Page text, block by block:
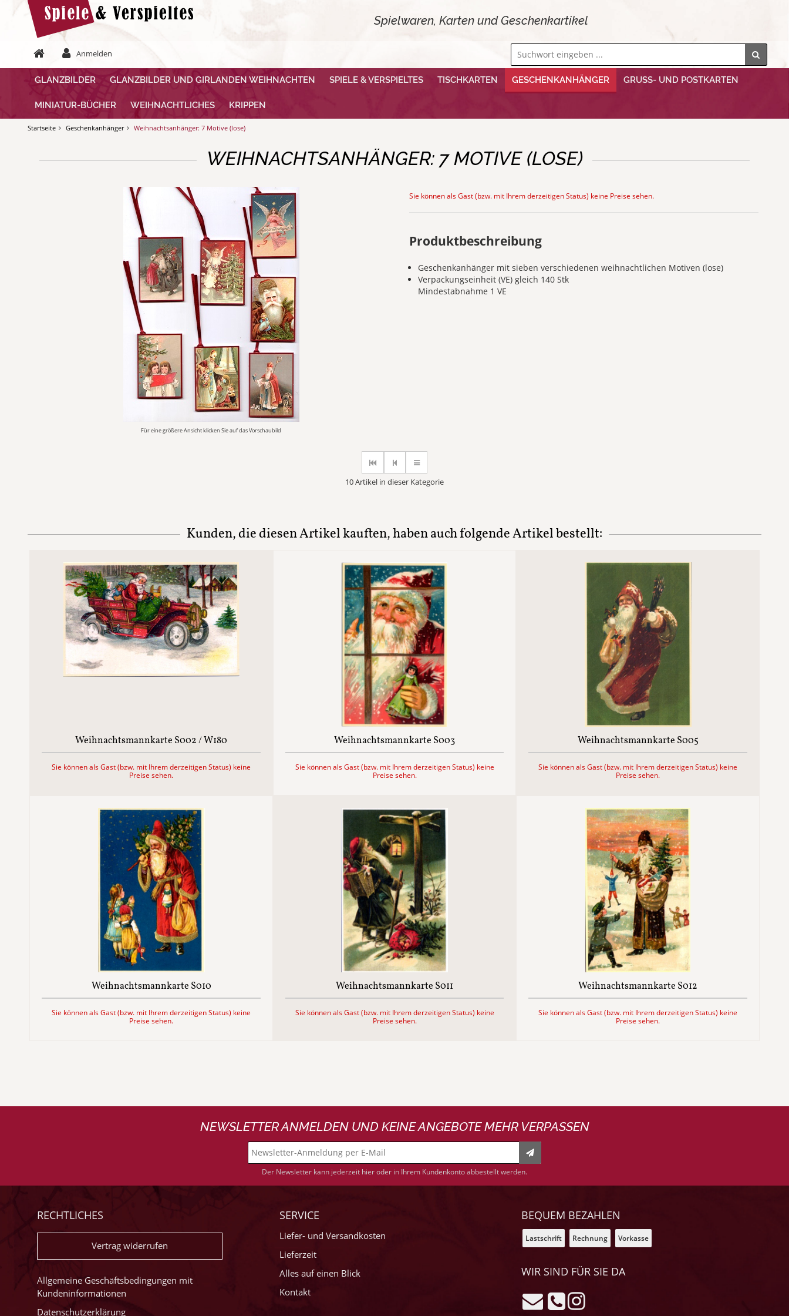
Spielwaren, Karten und Geschenkartikel
Anmelden
GLANZBILDER GLANZBILDER UND GIRLANDEN WEIHNACHTEN SPIELE & VERSPIELTES TISCHKARTEN GESCHENKANHÄNGER GRUSS- UND POSTKARTEN
MINIATUR-BÜCHER WEIHNACHTLICHES KRIPPEN
Startseite Geschenkanhänger Weihnachtsanhänger: 7 Motive (lose)
WEIHNACHTSANHÄNGER: 7 MOTIVE (LOSE)
Für eine größere Ansicht klicken Sie auf das Vorschaubild
Sie können als Gast (bzw. mit Ihrem derzeitigen Status) keine Preise sehen.
Produktbeschreibung
Geschenkanhänger mit sieben verschiedenen weihnachtlichen Motiven (lose)
Verpackungseinheit (VE) gleich 140 Stk
Mindestabnahme 1 VE
10 Artikel in dieser Kategorie
Kunden, die diesen Artikel kauften, haben auch folgende Artikel bestellt:
Weihnachtsmannkarte S002 / W180
Sie können als Gast (bzw. mit Ihrem derzeitigen Status) keine
Preise sehen.
Weihnachtsmannkarte S003
Sie können als Gast (bzw. mit Ihrem derzeitigen Status) keine
Preise sehen.
Weihnachtsmannkarte S005
Sie können als Gast (bzw. mit Ihrem derzeitigen Status) keine
Preise sehen.
Weihnachtsmannkarte S010
Sie können als Gast (bzw. mit Ihrem derzeitigen Status) keine
Preise sehen.
Weihnachtsmannkarte S011
Sie können als Gast (bzw. mit Ihrem derzeitigen Status) keine
Preise sehen.
Weihnachtsmannkarte S012
Sie können als Gast (bzw. mit Ihrem derzeitigen Status) keine
Preise sehen.
NEWSLETTER ANMELDEN UND KEINE ANGEBOTE MEHR VERPASSEN
Der Newsletter kann jederzeit hier oder in Ihrem Kundenkonto abbestellt werden.
RECHTLICHES
Vertrag widerrufen
Allgemeine Geschäftsbedingungen mit
Kundeninformationen
Datenschutzerklärung
SERVICE
Liefer- und Versandkosten
Lieferzeit
Alles auf einen Blick
Kontakt
BEQUEM BEZAHLEN
Lastschrift Rechnung Vorkasse
WIR SIND FÜR SIE DA